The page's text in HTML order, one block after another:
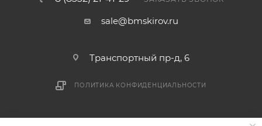
sale@bmskirov.ru
Транспортный пр-д, 6
ПОЛИТИКА КОНФИДЕНЦИАЛЬНОСТИ